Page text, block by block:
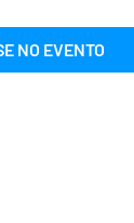
NO EVENTO